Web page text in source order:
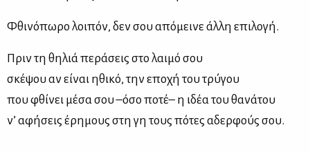
Φθι­νό­πω­ρο λοι­πόν, δεν σου από­μει­νε άλ­λη επι­λο­γή.
Πριν τη θη­λιά πε­ρά­σεις στο λαι­μό σου
σκέ­ψου αν εί­ναι ηθι­κό, την επο­χή του τρύ­γου
που φθί­νει μέ­σα σου –όσο πο­τέ– η ιδέα του θα­νά­του
ν’ αφή­σεις έρη­μους στη γη τους πό­τες αδερ­φούς σου.